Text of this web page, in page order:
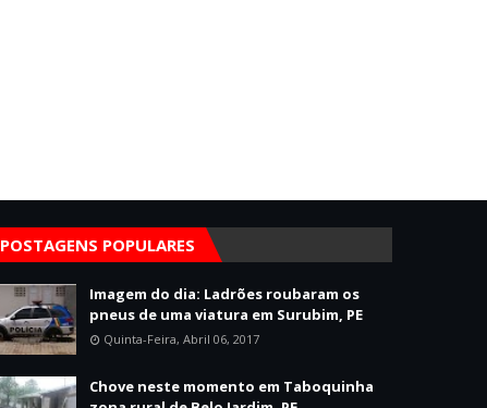
POSTAGENS POPULARES
Imagem do dia: Ladrões roubaram os
pneus de uma viatura em Surubim, PE
Quinta-Feira, Abril 06, 2017
Chove neste momento em Taboquinha